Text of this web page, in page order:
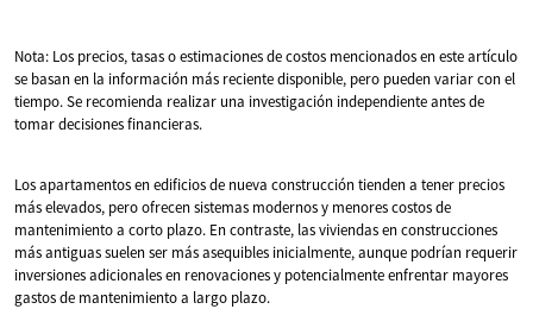
Nota: Los precios, tasas o estimaciones de costos mencionados en este artículo
se basan en la información más reciente disponible, pero pueden variar con el
tiempo. Se recomienda realizar una investigación independiente antes de
tomar decisiones financieras.
Los apartamentos en edificios de nueva construcción tienden a tener precios
más elevados, pero ofrecen sistemas modernos y menores costos de
mantenimiento a corto plazo. En contraste, las viviendas en construcciones
más antiguas suelen ser más asequibles inicialmente, aunque podrían requerir
inversiones adicionales en renovaciones y potencialmente enfrentar mayores
gastos de mantenimiento a largo plazo.